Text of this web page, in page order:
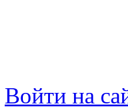
Войти на